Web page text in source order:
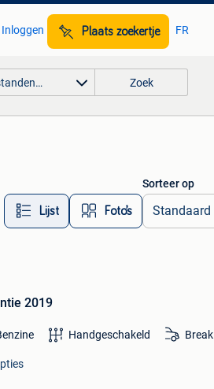
Inloggen Plaats zoekertje FR
Zoek
Lijst Foto’s
Sorteer op
2019
Handgeschakeld Break